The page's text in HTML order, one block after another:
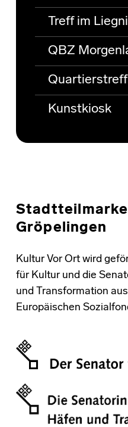
Treff im
QBZ
Kunstkiosk
Gröpelingen
Kultur Vor Ort wird
für Kultur und die
und Transformation
Europäischen